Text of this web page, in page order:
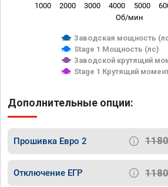
Об/мин
Заводская мощность
Stage 1 Мощность (лс)
Заводской крутящий
Stage 1 Крутящий
1000 2000 3000 4000 5000
Дополнительные опции:
Прошивка Евро 2
Отключение ЕГР